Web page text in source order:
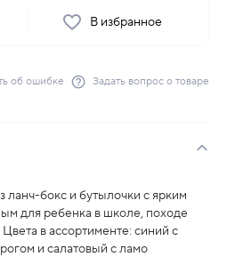
В избранное
об ошибке Задать вопрос о товаре
ланч-бокс и бутылочки с ярким
для ребенка в школе, походе
в ассортименте: синий с
и салатовый с ламо